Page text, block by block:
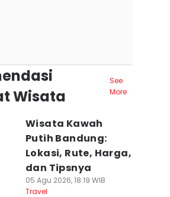
Wisata
See
More
Wisata Kawah
Putih Bandung:
Lokasi, Rute, Harga,
dan Tipsnya
05 Agu 2026, 18:19 WIB
Travel